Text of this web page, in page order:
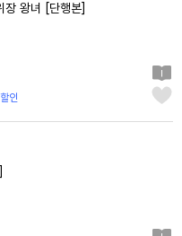
장 왕녀 [단행본]
인